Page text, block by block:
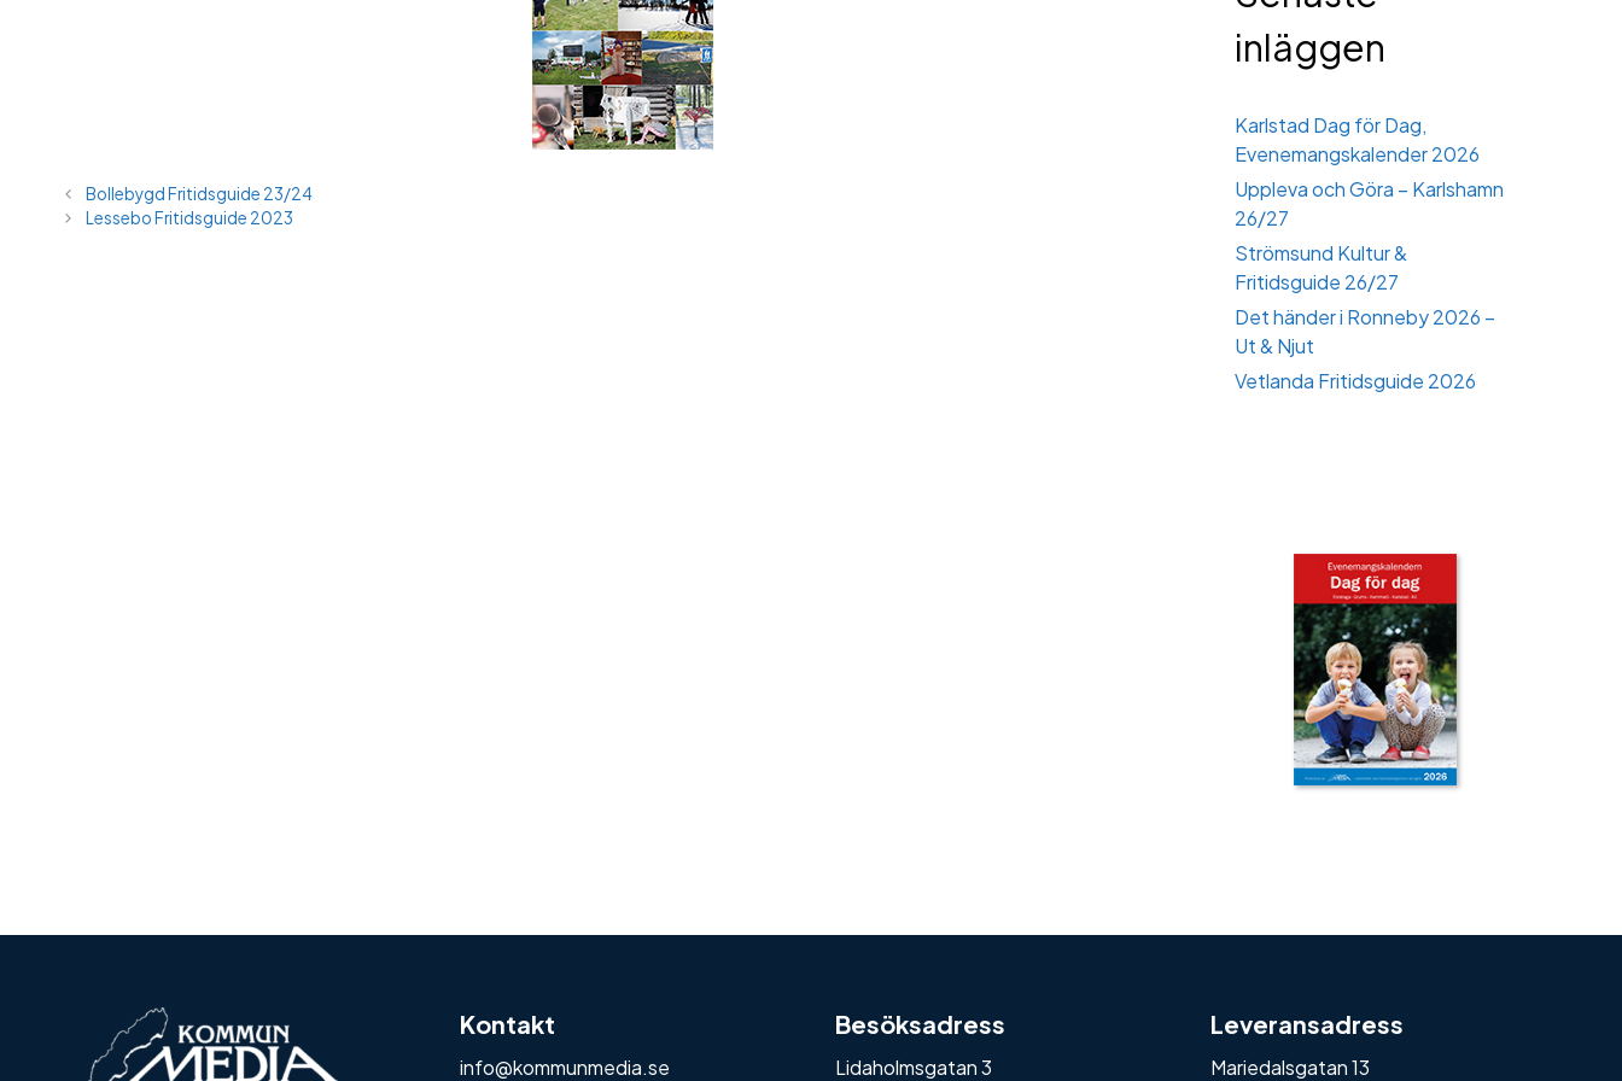
Bollebygd Fritidsguide 23/24
Lessebo Fritidsguide 2023
inläggen
Karlstad Dag för Dag,
Evenemangskalender 2026
Uppleva och Göra – Karlshamn
26/27
Strömsund Kultur &
Fritidsguide 26/27
Det händer i Ronneby 2026 –
Ut & Njut
Vetlanda Fritidsguide 2026
Kontakt
info@kommunmedia.se
Besöksadress
Lidaholmsgatan 3
Leveransadress
Mariedalsgatan 13